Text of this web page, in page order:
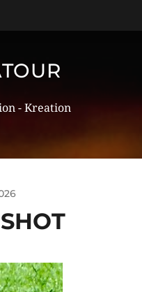
- Kreation